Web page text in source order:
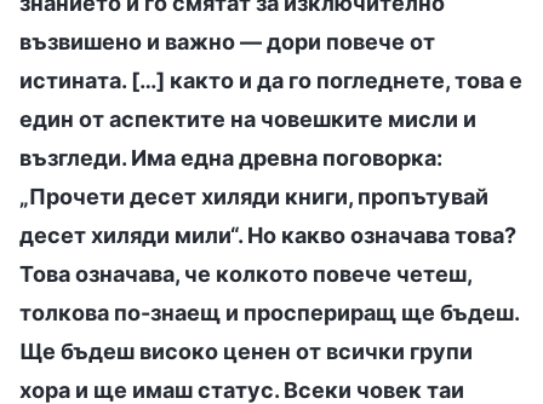
възвишено и важно — дори повече от
истината. […] както и да го погледнете, това е
един от аспектите на човешките мисли и
възгледи. Има една древна поговорка:
„Прочети десет хиляди книги, пропътувай
десет хиляди мили“. Но какво означава това?
Това означава, че колкото повече четеш,
толкова по-знаещ и проспериращ ще бъдеш.
Ще бъдеш високо ценен от всички групи
хора и ще имаш статус. Всеки човек таи